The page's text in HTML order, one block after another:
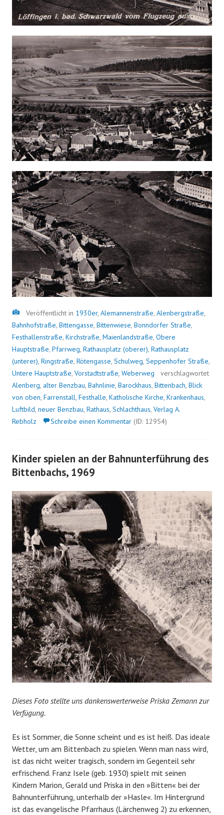
Bild
Veröffentlicht in 1930er, Alemannenstraße, Alenbergstraße,
Bahnhofstraße, Bittengasse, Bittenwiese, Bonndorfer Straße,
Festhallenstraße, Kirchstraße, Maienlandstraße, Obere
Hauptstraße, Pfarrweg, Rathausplatz (oberer), Rathausplatz
(unterer), Ringstraße, Rötengasse, Schulweg, Seppenhofer Straße,
Untere Hauptstraße, Vorstadtstraße, Weberweg
verschlagwortet
Alenberg, alter Benzbau, Bahnlinie, Barockhaus, Bittenbach, Blick
von oben, Farrenstall, Festhalle, Katholische Kirche, Krankenhaus,
Luftbild, neuer Benzbau, Rathaus, Schlachthaus, Verlag A.
Rebholz
Schreibe einen Kommentar (ID: 12954)
Kinder spielen an der Bahnunterführung des
Bittenbachs, 1969
Dieses Foto stellte uns dankenswerterweise Priska Zemann zur
Verfügung.
Es ist Sommer, die Sonne scheint und es ist heiß. Das ideale
Wetter, um am Bittenbach zu spielen. Wenn man nass wird,
ist das nicht weiter tragisch, sondern im Gegenteil sehr
erfrischend. Franz Isele (geb. 1930) spielt mit seinen
Kindern Marion, Gerald und Priska in den »Bitten« bei der
Bahnunterführung, unterhalb der »Hasle«. Im Hintergrund
ist das evangelische Pfarrhaus (Lärchenweg 2) zu erkennen,